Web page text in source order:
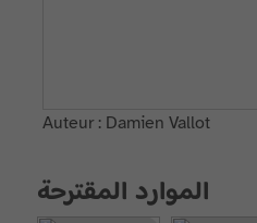
Auteur : Damien Vallot
الموارد المقترحة